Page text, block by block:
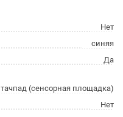
Нет
синяя
Да
тачпад (сенсорная площадка)
Нет